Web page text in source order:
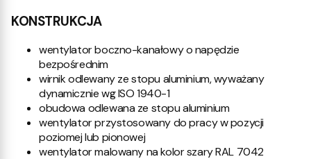
KONSTRUKCJA
wentylator boczno-kanałowy o napędzie
bezpośrednim
wirnik odlewany ze stopu aluminium, wyważany
dynamicznie wg ISO 1940-1
obudowa odlewana ze stopu aluminium
wentylator przystosowany do pracy w pozycji
poziomej lub pionowej
wentylator malowany na kolor szary RAL 7042